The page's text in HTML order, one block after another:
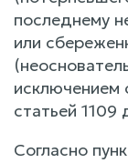
последнему
или
исключением
статьей 1109
Согласно